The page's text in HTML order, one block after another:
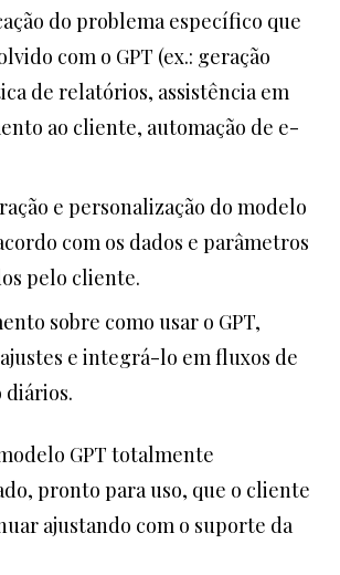
do problema específico que
com o GPT (ex.: geração
de relatórios, assistência em
ao cliente, automação de e-
e personalização do modelo
com os dados e parâmetros
pelo cliente.
sobre como usar o GPT,
e integrá-lo em fluxos de
GPT totalmente
pronto para uso, que o cliente
ajustando com o suporte da